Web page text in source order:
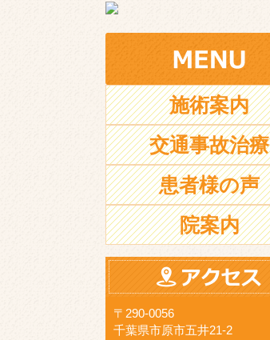
施術案内
交通事故治療
患者様の声
院案内
〒290-0056
千葉県市原市五井21-2